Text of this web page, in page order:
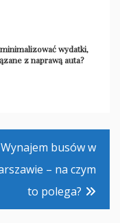
wydatki,
z naprawą auta?
Wynajem busów w
– na czym
to polega?